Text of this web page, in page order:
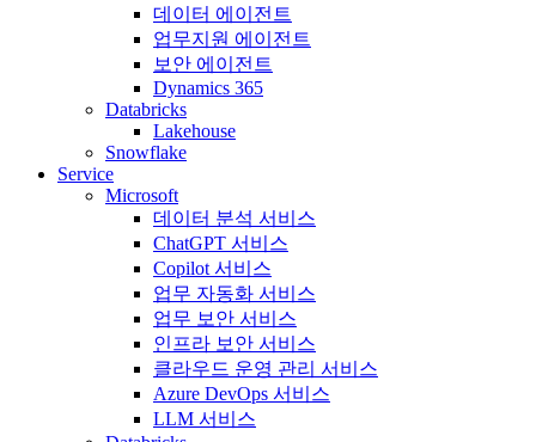
데이터 에이전트
업무지원 에이전트
보안 에이전트
Dynamics 365
Databricks
Lakehouse
Snowflake
Service
Microsoft
데이터 분석 서비스
ChatGPT 서비스
Copilot 서비스
업무 자동화 서비스
업무 보안 서비스
인프라 보안 서비스
클라우드 운영 관리 서비스
Azure DevOps 서비스
LLM 서비스